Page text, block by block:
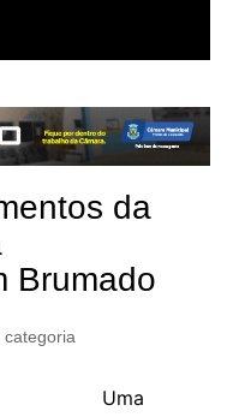
da
Brumado
categoria
Uma